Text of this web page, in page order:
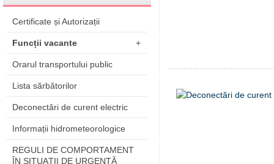
Certificate și Autorizații
Funcții vacante +
Orarul transportului public
Lista sărbătorilor
Deconectări de curent electric
Informații hidrometeorologice
REGULI DE COMPORTAMENT
ÎN SITUAŢII DE URGENŢĂ